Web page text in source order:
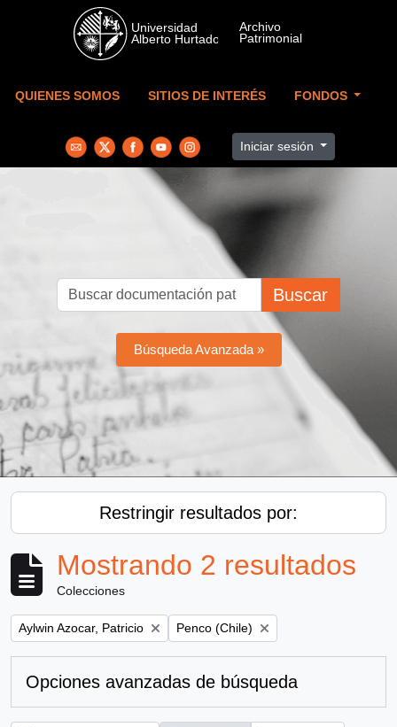
Skip to main content
QUIENES SOMOS SITIOS DE INTERÉS FONDOS
Iniciar sesión
Buscar
Búsqueda Avanzada »
Restringir resultados por:
Mostrando 2 resultados
Colecciones
Remove filter:
Aylwin Azocar, Patricio Remove filter:
Penco (Chile)
Opciones avanzadas de búsqueda